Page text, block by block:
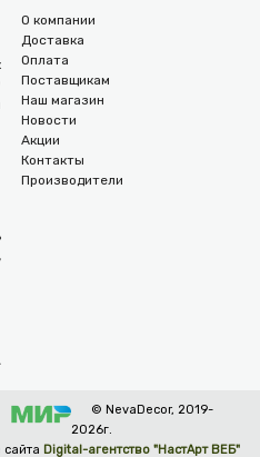
О компании
Доставка
Оплата
Поставщикам
Наш магазин
Новости
Акции
Контакты
Производители
© NevaDecor, 2019-
2026г.
Digital-агентство "НастАрт ВЕБ"